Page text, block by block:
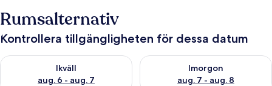
Rumsalternativ
Kontrollera tillgängligheten för dessa datum
Ikväll
aug. 6 - aug. 7
Kontrollera tillgängligheten för ikväll aug. 6 - aug. 7
Imorgon
aug. 7 - aug. 8
Kontrollera tillgängligheten